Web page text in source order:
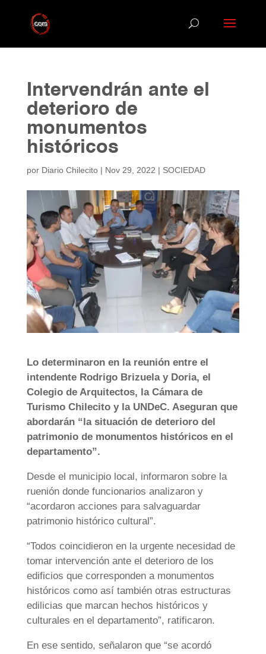
Intervendrán ante el
deterioro de
monumentos
históricos
por Diario Chilecito| Nov 29, 2022 | SOCIEDAD
Lo determinaron en la reunión entre el
intendente Rodrigo Brizuela y Doria, el
Colegio de Arquitectos, la Cámara de
Turismo Chilecito y la UNDeC. Aseguran que
abordarán “la situación de deterioro del
patrimonio de monumentos históricos en el
departamento”.
Desde el municipio local, informaron sobre la
ruenión donde funcionarios analizaron y
“acordaron acciones para salvaguardar
patrimonio histórico cultural”.
“Todos coincidieron en la urgente necesidad de
tomar intervención ante el deterioro de los
edificios que corresponden a monumentos
históricos como así también otras estructuras
edilicias que marcan hechos históricos y
culturales en el departamento”, ratificaron.
En ese sentido, señalaron que “se acordó